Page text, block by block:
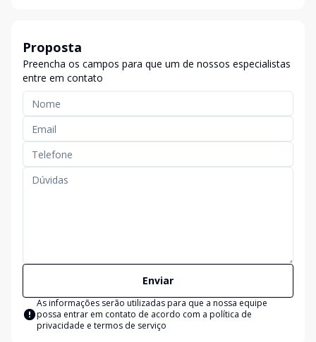
Proposta
Preencha os campos para que um de nossos especialistas
entre em contato
Enviar
As informações serão utilizadas para que a nossa equipe
possa entrar em contato de acordo com a política de
privacidade e termos de serviço